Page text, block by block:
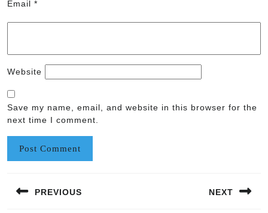
Email *
Website
Save my name, email, and website in this browser for the
next time I comment.
navigation
PREVIOUS NEXT